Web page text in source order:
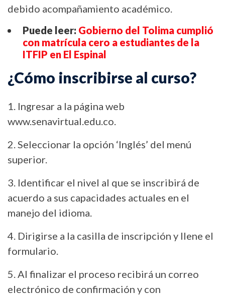
debido acompañamiento académico.
Puede leer: Gobierno del Tolima cumplió
con matrícula cero a estudiantes de la
ITFIP en El Espinal
¿Cómo inscribirse al curso?
1. Ingresar a la página web
www.senavirtual.edu.co.
2. Seleccionar la opción ‘Inglés’ del menú
superior.
3. Identificar el nivel al que se inscribirá de
acuerdo a sus capacidades actuales en el
manejo del idioma.
4. Dirigirse a la casilla de inscripción y llene el
formulario.
5. Al finalizar el proceso recibirá un correo
electrónico de confirmación y con